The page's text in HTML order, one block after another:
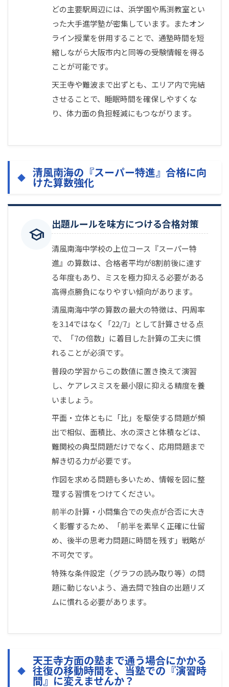
どの主要駅周辺には、浜学園や馬渕教室とい
った大手進学塾が密集しています。またオン
ライン授業を併用することで、通塾時間を短
縮しながら大阪市内と同等の受験情報を得る
ことが可能です。
天王寺や難波まで出ずとも、エリア内で完結
させることで、睡眠時間を確保しやすくな
り、体力面の負担軽減にもつながります。
清風南海の『スーパー特進』合格に向
けた算数強化
school
出題ルールを味方につける合格対策
清風南海中学校の上位コース『スーパー特
進』の算数は、合格者平均が8割前後に達す
る年度もあり、ミスを極力抑える必要がある
高得点勝負になりやすい傾向があります。
清風南海中学の算数の最大の特徴は、円周率
を3.14ではなく「22/7」として計算させる点
で、「7の倍数」に着目した計算の工夫に慣
れることが必須です。
普段の学習からこの数値に置き換えて演習
し、ケアレスミスを最小限に抑える精度を養
いましょう。
平面・立体ともに「比」を駆使する問題が頻
出で相似、面積比、水の深さと体積などは、
難関校の典型問題だけでなく、応用問題まで
解き切る力が必要です。
作図を求める問題も多いため、情報を図に整
理する習慣をつけてください。
前半の計算・小問集合での失点が合否に大き
く影響するため、「前半を素早く正確に仕留
め、後半の思考力問題に時間を残す」戦略が
不可欠です。
特殊な条件設定（グラフの読み取り等）の問
題に動じないよう、過去問で独自の出題リズ
ムに慣れる必要があります。
天王寺方面の塾まで通う場合にかかる
往復の移動時間を、当塾での『演習時
間』に変えませんか？